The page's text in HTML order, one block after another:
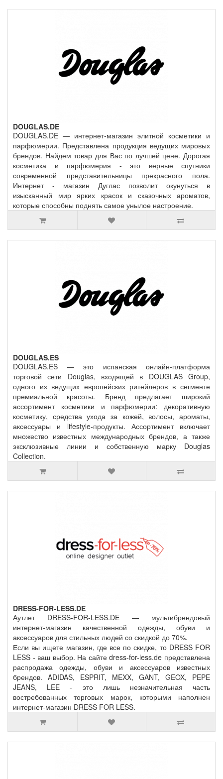
DOUGLAS.DE
DOUGLAS.DE — интернет-магазин элитной косметики и
парфюмерии. Представлена продукция ведущих мировых
брендов. Найдем товар для Вас по лучшей цене. Дорогая
косметика и парфюмерия - это верные спутники
современной представительницы прекрасного пола.
Интернет - магазин Дуглас позволит окунуться в
изысканный мир ярких красок и сказочных ароматов,
которые способны поднять самое унылое настроение.
DOUGLAS.ES
DOUGLAS.ES — это испанская онлайн-платформа
торговой сети Douglas, входящей в DOUGLAS Group,
одного из ведущих европейских ритейлеров в сегменте
премиальной красоты. Бренд предлагает широкий
ассортимент косметики и парфюмерии: декоративную
косметику, средства ухода за кожей, волосы, ароматы,
аксессуары и lifestyle-продукты. Ассортимент включает
множество известных международных брендов, а также
эксклюзивные линии и собственную марку Douglas
Collection.
DRESS-FOR-LESS.DE
Аутлет DRESS-FOR-LESS.DE — мультибрендовый
интернет-магазин качественной одежды, обуви и
аксессуаров для стильных людей со скидкой до 70%.
Если вы ищете магазин, где все по скидке, то DRESS FOR
LESS - ваш выбор. На сайте dress-for-less.de представлена
распродажа одежды, обуви и аксессуаров известных
брендов. ADIDAS, ESPRIT, MEXX, GANT, GEOX, PEPE
JEANS, LEE - это лишь незначительная часть
востребованных торговых марок, которыми наполнен
интернет-магазин DRESS FOR LESS.